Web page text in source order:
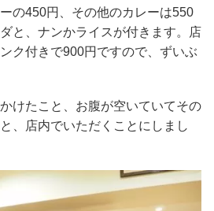
の450円、その他のカレーは550
と、ナンかライスが付きます。店
ク付きで900円ですので、ずいぶ
けたこと、お腹が空いていてその
、店内でいただくことにしまし